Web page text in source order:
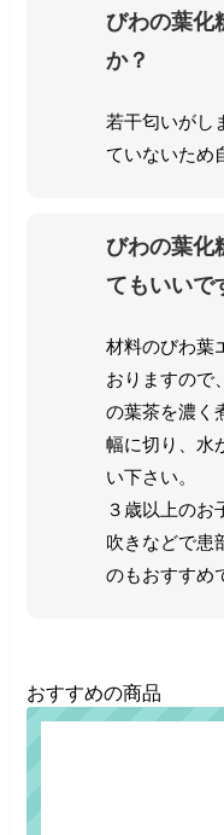
びわの葉化
か？
若干匂いがし
ていないため
びわの葉化
てもいいで
材料のびわ葉
おりますので
の葉茶を濃く
幅に切り、水
い下さい。
３歳以上のお
吹きなどで患
のもおすすめ
おすすめの商品